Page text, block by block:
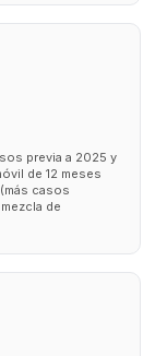
previa a 2025 y
de 12 meses
casos
de